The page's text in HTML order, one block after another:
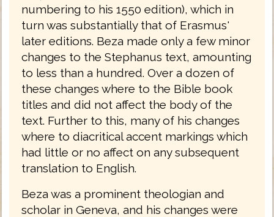
numbering to his 1550 edition), which in
turn was substantially that of Erasmus'
later editions. Beza made only a few minor
changes to the Stephanus text, amounting
to less than a hundred. Over a dozen of
these changes where to the Bible book
titles and did not affect the body of the
text. Further to this, many of his changes
where to diacritical accent markings which
had little or no affect on any subsequent
translation to English.
Beza was a prominent theologian and
scholar in Geneva, and his changes were